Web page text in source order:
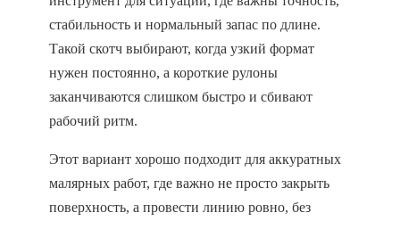
стабильность и нормальный запас по длине.
Такой скотч выбирают, когда узкий формат
нужен постоянно, а короткие рулоны
заканчиваются слишком быстро и сбивают
рабочий ритм.
Этот вариант хорошо подходит для аккуратных
малярных работ, где важно не просто закрыть
поверхность, а провести линию ровно, без